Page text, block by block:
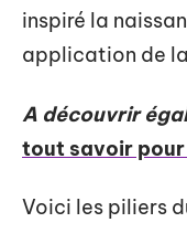
inspiré la
application de
A découvrir
tout savoir
Voici les piliers